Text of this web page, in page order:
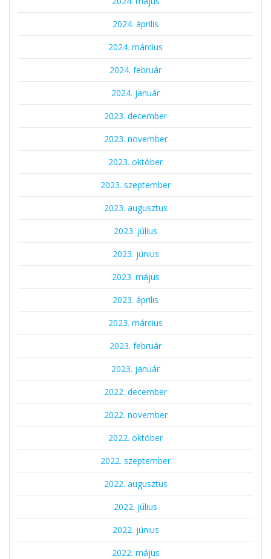
2024. április
2024. március
2024. február
2024. január
2023. december
2023. november
2023. október
2023. szeptember
2023. augusztus
2023. július
2023. június
2023. május
2023. április
2023. március
2023. február
2023. január
2022. december
2022. november
2022. október
2022. szeptember
2022. augusztus
2022. július
2022. június
2022. május